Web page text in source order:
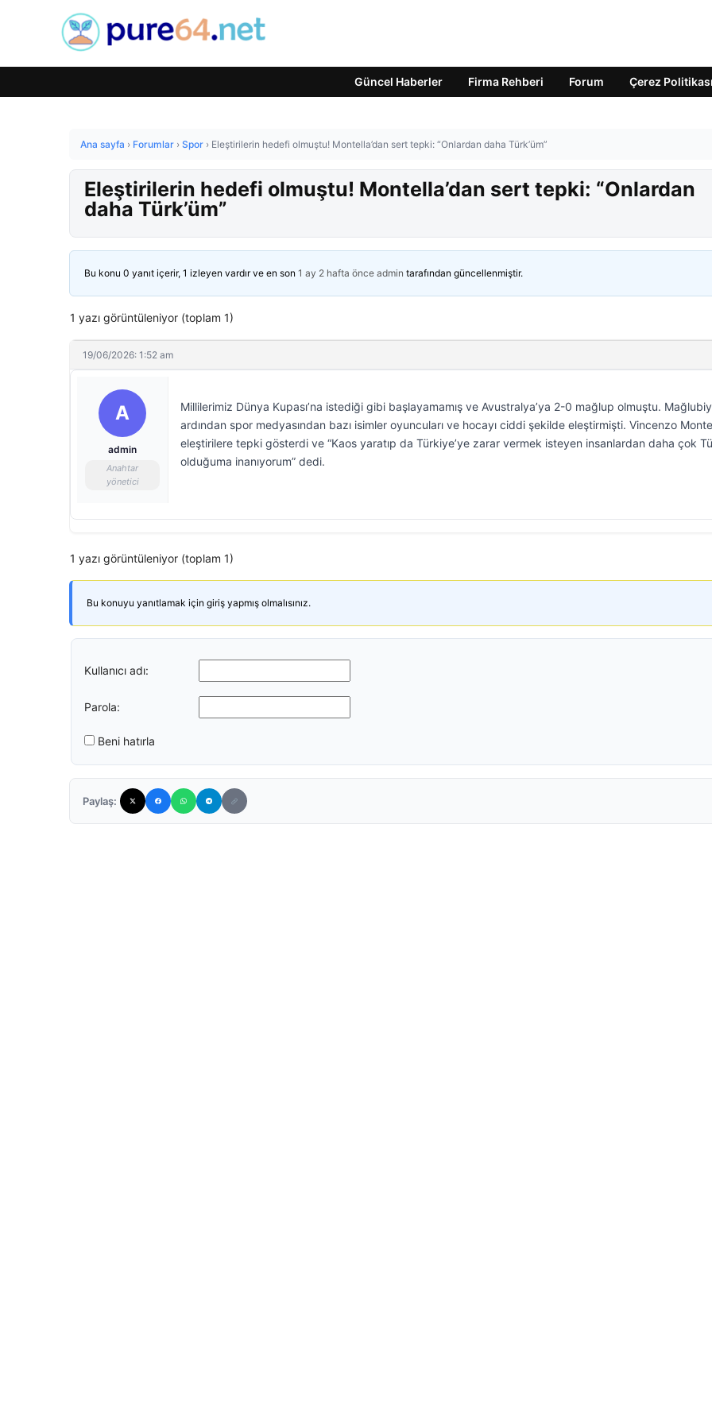
Güncel Haberler Firma Rehberi Forum Çerez Politikası
Ana sayfa › Forumlar › Spor › Eleştirilerin hedefi olmuştu! Montella’dan sert tepki: “Onlardan daha Türk’üm”
Eleştirilerin hedefi olmuştu! Montella’dan sert tepki: “Onlardan
daha Türk’üm”
Bu konu 0 yanıt içerir, 1 izleyen vardır ve en son 1 ay 2 hafta önce admin tarafından güncellenmiştir.
1 yazı görüntüleniyor (toplam 1)
19/06/2026: 1:52 am
A
admin
Anahtar
yönetici
Millilerimiz Dünya Kupası’na istediği gibi başlayamamış ve Avustralya’ya 2-0 mağlup olmuştu.
ardından spor medyasından bazı isimler oyuncuları ve hocayı ciddi şekilde eleştirmişti. Vincenzo
eleştirilere tepki gösterdi ve “Kaos yaratıp da Türkiye’ye zarar vermek isteyen insanlardan daha çok
olduğuma inanıyorum” dedi.
1 yazı görüntüleniyor (toplam 1)
Bu konuyu yanıtlamak için giriş yapmış olmalısınız.
Kullanıcı adı:
Parola:
Beni hatırla
Paylaş: